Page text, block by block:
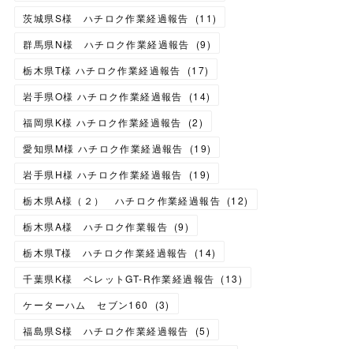
茨城県S様 ハチロク作業経過報告
(11)
群馬県N様 ハチロク作業経過報告
(9)
栃木県T様 ハチロク作業経過報告
(17)
岩手県O様 ハチロク作業経過報告
(14)
福岡県K様 ハチロク作業経過報告
(2)
愛知県M様 ハチロク作業経過報告
(19)
岩手県H様 ハチロク作業経過報告
(19)
栃木県A様（２） ハチロク作業経過報告 (12)
栃木県A様 ハチロク作業報告 (9)
栃木県T様 ハチロク作業経過報告
(14)
千葉県K様 ベレットGT-R作業経過報告 (13)
ケーターハム セブン160
(3)
福島県S様 ハチロク作業経過報告
(5)